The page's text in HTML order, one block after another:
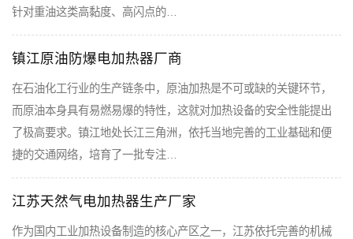
针对重油这类高黏度、高闪点的…
镇江原油防爆电加热器厂商
在石油化工行业的生产链条中，原油加热是不可或缺的关键环节，
而原油本身具有易燃易爆的特性，这就对加热设备的安全性能提出
了极高要求。镇江地处长江三角洲，依托当地完善的工业基础和便
捷的交通网络，培育了一批专注…
江苏天然气电加热器生产厂家
作为国内工业加热设备制造的核心产区之一，江苏依托完善的机械